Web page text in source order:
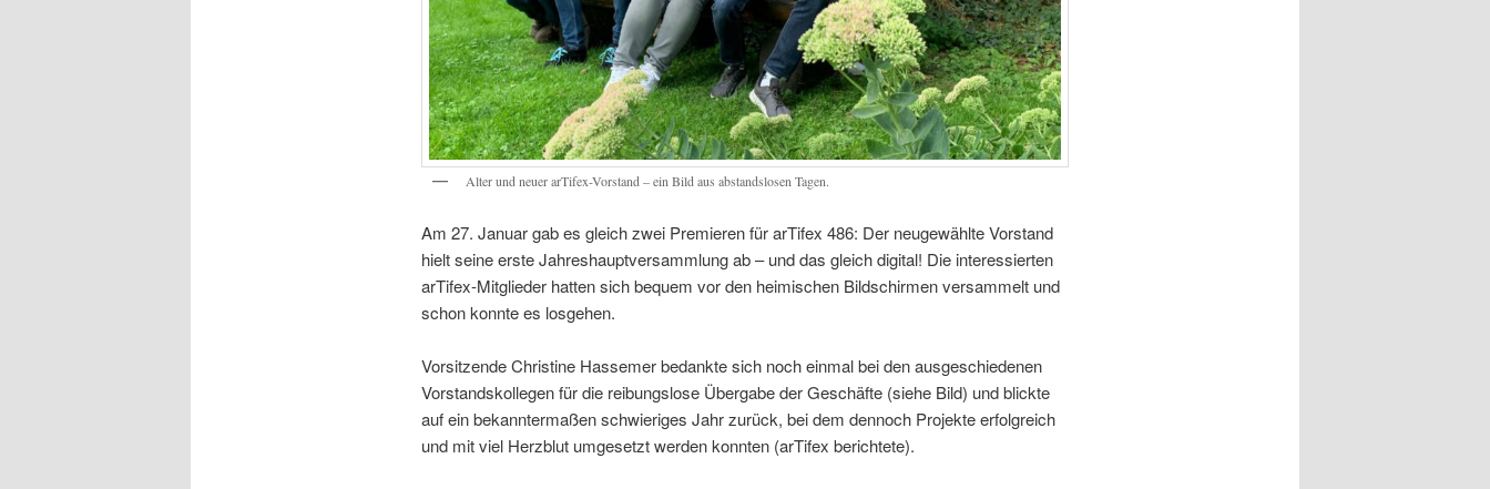
Alter und neuer arTifex-Vorstand – ein Bild aus abstandslosen Tagen.
Am 27. Januar gab es gleich zwei Premieren für arTifex 486: Der neugewählte Vorstand
hielt seine erste Jahreshauptversammlung ab – und das gleich digital! Die interessierten
arTifex-Mitglieder hatten sich bequem vor den heimischen Bildschirmen versammelt und
schon konnte es losgehen.
Vorsitzende Christine Hassemer bedankte sich noch einmal bei den ausgeschiedenen
Vorstandskollegen für die reibungslose Übergabe der Geschäfte (siehe Bild) und blickte
auf ein bekanntermaßen schwieriges Jahr zurück, bei dem dennoch Projekte erfolgreich
und mit viel Herzblut umgesetzt werden konnten (arTifex berichtete).